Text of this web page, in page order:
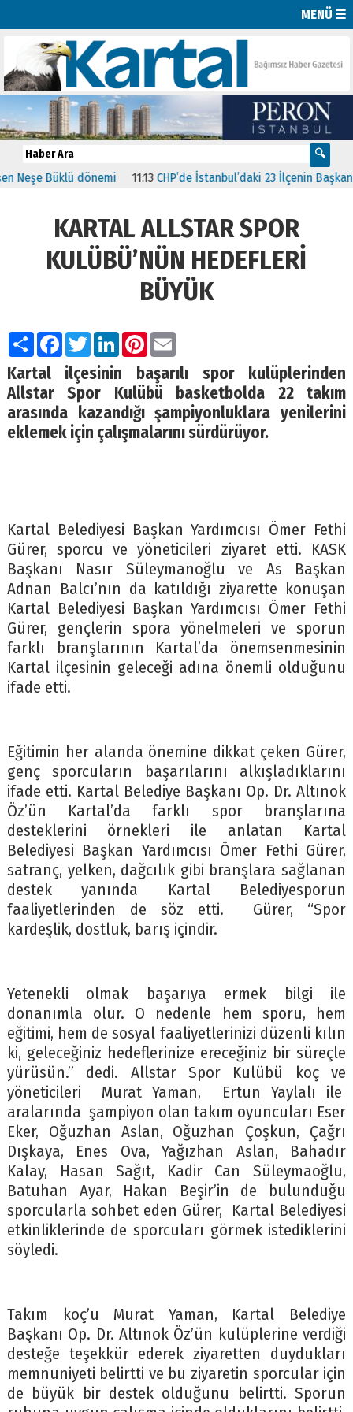
MENÜ ☰
Büklü dönemi 11:13 CHP’de İstanbul’daki 23 İlçenin
KARTAL ALLSTAR SPOR
KULÜBÜ’NÜN HEDEFLERİ
BÜYÜK
PaylaşFacebook
TwitterLinkedIn
Pinterest
Email
Kartal ilçesinin başarılı spor kulüplerinden
Allstar Spor Kulübü basketbolda 22 takım
arasında kazandığı şampiyonluklara yenilerini
eklemek için çalışmalarını sürdürüyor.
Kartal Belediyesi Başkan Yardımcısı Ömer Fethi
Gürer, sporcu ve yöneticileri ziyaret etti. KASK
Başkanı Nasır Süleymanoğlu ve As Başkan
Adnan Balcı’nın da katıldığı ziyarette konuşan
Kartal Belediyesi Başkan Yardımcısı Ömer Fethi
Gürer, gençlerin spora yönelmeleri ve sporun
farklı branşlarının Kartal’da önemsenmesinin
Kartal ilçesinin geleceği adına önemli olduğunu
ifade etti.
Eğitimin her alanda önemine dikkat çeken Gürer,
genç sporcuların başarılarını alkışladıklarını
ifade etti. Kartal Belediye Başkanı Op. Dr. Altınok
Öz’ün Kartal’da farklı spor branşlarına
desteklerini örnekleri ile anlatan Kartal
Belediyesi Başkan Yardımcısı Ömer Fethi Gürer,
satranç, yelken, dağcılık gibi branşlara sağlanan
destek yanında Kartal Belediyesporun
faaliyetlerinden de söz etti. Gürer, “Spor
kardeşlik, dostluk, barış içindir.
Yetenekli olmak başarıya ermek bilgi ile
donanımla olur. O nedenle hem sporu, hem
eğitimi, hem de sosyal faaliyetlerinizi düzenli kılın
ki, geleceğiniz hedeflerinize ereceğiniz bir süreçle
yürüsün.” dedi. Allstar Spor Kulübü koç ve
yöneticileri Murat Yaman, Ertun Yaylalı ile
aralarında şampiyon olan takım oyuncuları Eser
Eker, Oğuzhan Aslan, Oğuzhan Çoşkun, Çağrı
Dışkaya, Enes Ova, Yağızhan Aslan, Bahadır
Kalay, Hasan Sağıt, Kadir Can Süleymaoğlu,
Batuhan Ayar, Hakan Beşir’in de bulunduğu
sporcularla sohbet eden Gürer, Kartal Belediyesi
etkinliklerinde de sporcuları görmek istediklerini
söyledi.
Takım koç’u Murat Yaman, Kartal Belediye
Başkanı Op. Dr. Altınok Öz’ün kulüplerine verdiği
desteğe teşekkür ederek ziyaretten duydukları
memnuniyeti belirtti ve bu ziyaretin sporcular için
de büyük bir destek olduğunu belirtti. Sporun